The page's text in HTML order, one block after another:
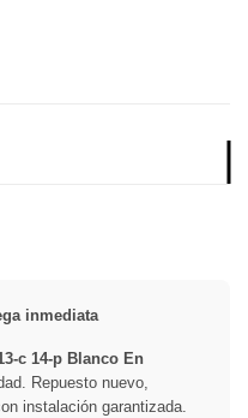
inmediata
c 14-p Blanco En
Repuesto nuevo,
instalación garantizada.